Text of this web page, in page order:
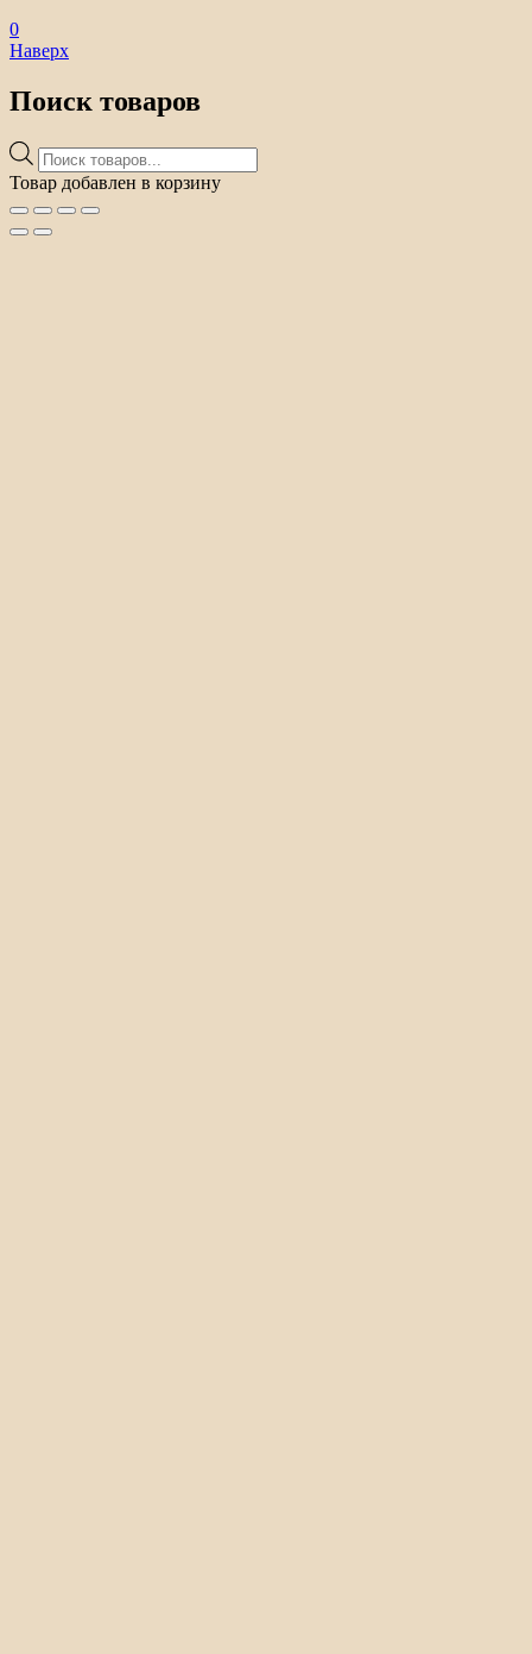
0
Наверх
Поиск товаров
Поиск
товаров
Товар добавлен в корзину